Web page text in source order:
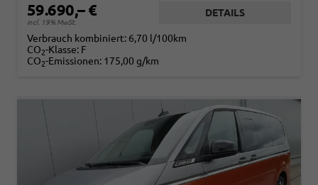
59.690,– €
incl. 19% MwSt.
DETAILS
Verbrauch kombiniert: 6,70 l/100km
CO2-Klasse: F
CO2-Emissionen: 175,00 g/km